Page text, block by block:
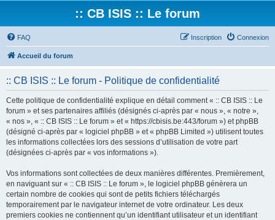
:: CB ISIS :: Le forum
FAQ Connexion
Inscription
Accueil du forum
:: CB ISIS :: Le forum - Politique de confidentialité
Cette politique de confidentialité explique en détail comment « :: CB ISIS :: Le
forum » et ses partenaires affiliés (désignés ci-après par « nous », « notre »,
« nos », « :: CB ISIS :: Le forum » et « https://cbisis.be:443/forum ») et phpBB
(désigné ci-après par « logiciel phpBB » et « phpBB Limited ») utilisent toutes
les informations collectées lors des sessions d’utilisation de votre part
(désignées ci-après par « vos informations »).
Vos informations sont collectées de deux manières différentes. Premièrement,
en naviguant sur « :: CB ISIS :: Le forum », le logiciel phpBB génèrera un
certain nombre de cookies qui sont de petits fichiers téléchargés
temporairement par le navigateur internet de votre ordinateur. Les deux
premiers cookies ne contiennent qu’un identifiant utilisateur et un identifiant